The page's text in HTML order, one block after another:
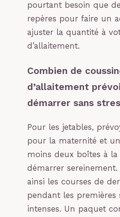
pourtant besoin que
repères pour faire un
ajuster la quantité à
d’allaitement.
Combien de
d’allaitement
démarrer sans
Pour les jetables,
pour la maternité et un
moins deux boîtes à
démarrer sereinement.
ainsi les courses de
pendant les premières
intenses. Un paquet